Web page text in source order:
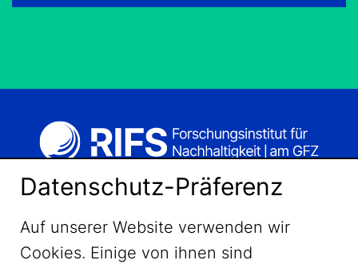
Datenschutz-Präferenz
Auf unserer Website verwenden wir
Cookies. Einige von ihnen sind